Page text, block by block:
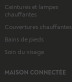
Ceintures et lampes
chauffantes
Couvertures chauffantes
Bains de pieds
Soin du visage
MAISON CONNECTÉE